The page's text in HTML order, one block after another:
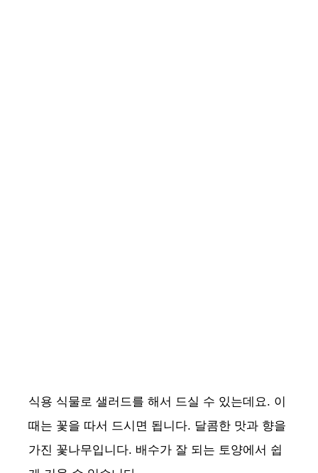
식용 식물로 샐러드를 해서 드실 수 있는데요. 이
때는 꽃을 따서 드시면 됩니다. 달콤한 맛과 향을
가진 꽃나무입니다. 배수가 잘 되는 토양에서 쉽